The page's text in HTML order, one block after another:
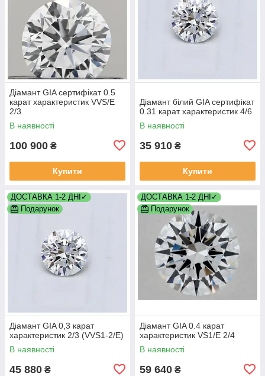
Діамант GIA сертифікат 0.5
карат характеристик VVS/E
2/3
В наявності
100 900 ₴
Купити
Діамант білий GIA сертифікат
0.31 карат характеристик 4/6
В наявності
35 910 ₴
Купити
ДОСТАВКА 1-2 ДНІ✓
Подарунок
Діамант GIA 0,3 карат
характеристик 2/3 (VVS1-2/E)
В наявності
45 880 ₴
ДОСТАВКА 1-2 ДНІ✓
Подарунок
Діамант GIA 0.4 карат
характеристик VS1/E 2/4
В наявності
59 640 ₴